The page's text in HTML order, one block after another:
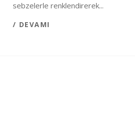
sebzelerle renklendirerek...
/ DEVAMI